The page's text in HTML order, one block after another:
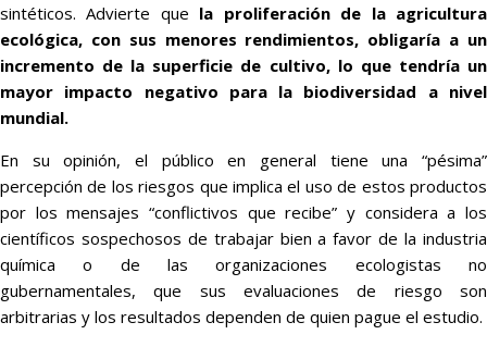
sintéticos. Advierte que la proliferación de la agricultura
ecológica, con sus menores rendimientos, obligaría a un
incremento de la superficie de cultivo, lo que tendría un
mayor impacto negativo para la biodiversidad a nivel
mundial.
En su opinión, el público en general tiene una “pésima”
percepción de los riesgos que implica el uso de estos productos
por los mensajes “conflictivos que recibe” y considera a los
científicos sospechosos de trabajar bien a favor de la industria
química o de las organizaciones ecologistas no
gubernamentales, que sus evaluaciones de riesgo son
arbitrarias y los resultados dependen de quien pague el estudio.